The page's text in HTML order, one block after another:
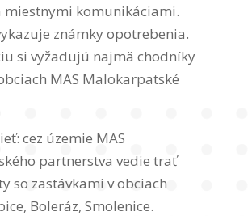
miestnymi komunikáciami.
známky opotrebenia.
si vyžadujú najmä chodníky
MAS Malokarpatské
cez územie MAS
partnerstva vedie trať
so zastávkami v obciach
Boleráz, Smolenice.